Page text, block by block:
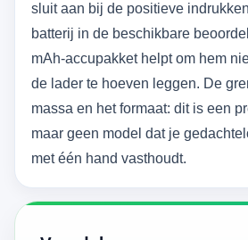
sluit aan bij de positieve
batterij in de beschikbare
mAh-accupakket helpt om hem
de lader te hoeven leggen. De
massa en het formaat: dit is een
maar geen model dat je
met één hand vasthoudt.